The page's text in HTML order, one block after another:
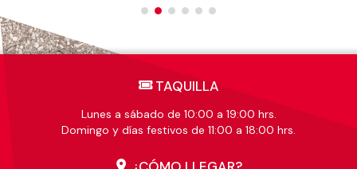
TAQUILLA
Lunes a sábado de 10:00 a 19:00 hrs.
Domingo y días festivos de 11:00 a 18:00 hrs.